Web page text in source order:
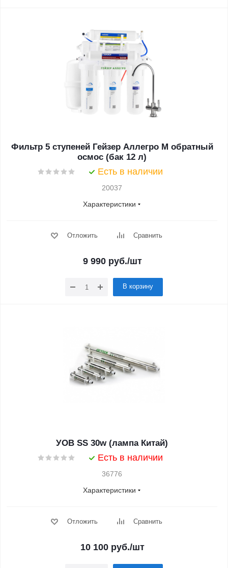
Фильтр 5 ступеней Гейзер Аллегро М обратный
осмос (бак 12 л)
Есть в наличии
20037
Характеристики
Отложить Сравнить
9 990руб./шт
В корзину
УОВ SS 30w (лампа Китай)
Есть в наличии
36776
Характеристики
Отложить Сравнить
10 100руб./шт